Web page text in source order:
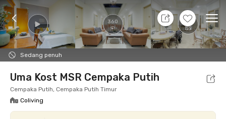
360 +12
Sedang penuh
10 Agt 26 - Belum tahu
Foto Fasilitas bersama Promo cUma-cUma
Uma Kost MSR Cempaka Putih
Cempaka Putih, Cempaka Putih Timur
Coliving